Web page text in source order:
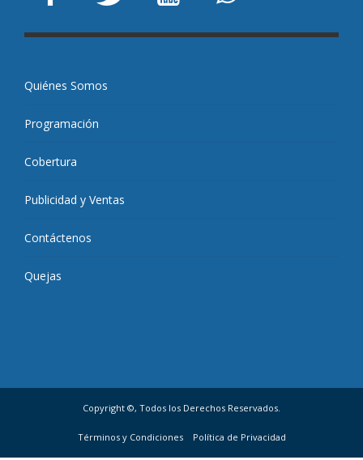
Quiénes Somos
Programación
Cobertura
Publicidad y Ventas
Contáctenos
Quejas
Copyright ©, Todos los Derechos Reservados.
Términos y Condiciones Política de Privacidad